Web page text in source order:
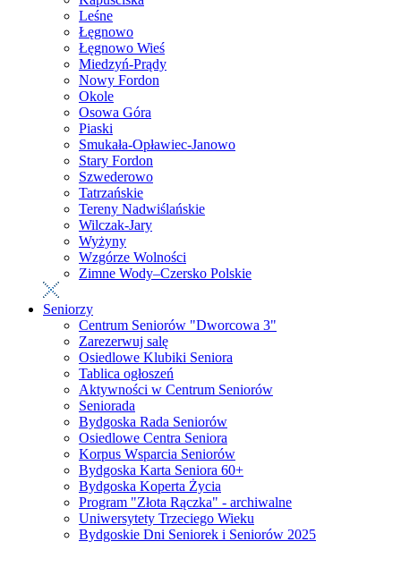
Leśne
Łęgnowo
Łęgnowo Wieś
Miedzyń-Prądy
Nowy Fordon
Okole
Osowa Góra
Piaski
Smukała-Opławiec-Janowo
Stary Fordon
Szwederowo
Tatrzańskie
Tereny Nadwiślańskie
Wilczak-Jary
Wyżyny
Wzgórze Wolności
Zimne Wody–Czersko Polskie
Seniorzy
Centrum Seniorów "Dworcowa 3"
Zarezerwuj salę
Osiedlowe Klubiki Seniora
Tablica ogłoszeń
Aktywności w Centrum Seniorów
Seniorada
Bydgoska Rada Seniorów
Osiedlowe Centra Seniora
Korpus Wsparcia Seniorów
Bydgoska Karta Seniora 60+
Bydgoska Koperta Życia
Program "Złota Rączka" - archiwalne
Uniwersytety Trzeciego Wieku
Bydgoskie Dni Seniorek i Seniorów 2025